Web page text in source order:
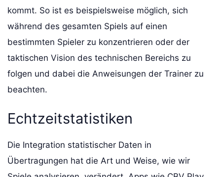
kommt. So ist es beispielsweise möglich, sich
während des gesamten Spiels auf einen
bestimmten Spieler zu konzentrieren oder der
taktischen Vision des technischen Bereichs zu
folgen und dabei die Anweisungen der Trainer zu
beachten.
Echtzeitstatistiken
Die Integration statistischer Daten in
Übertragungen hat die Art und Weise, wie wir